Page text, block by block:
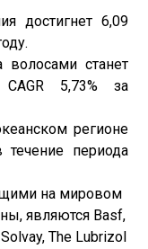
достигнет 6,09
волосами станет
5,73% за
регионе
периода
на мировом
являются Basf,
The Lubrizol